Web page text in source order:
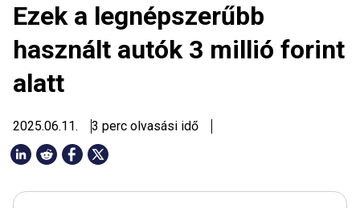
Ezek a legnépszerűbb
használt autók 3 millió forint
alatt
2025.06.11. 3 perc olvasási idő